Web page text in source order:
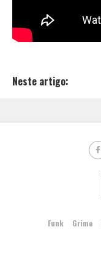
Neste artigo:
Funk Grime